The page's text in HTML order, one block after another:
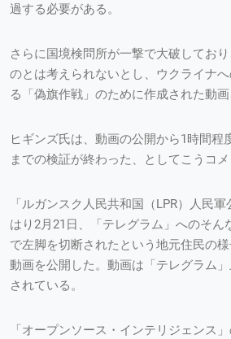
過する必要がある。
さらに国境検問所が一撃で大破してお
のとは考えられないとし、ウクライナ
る「偽旗作戦」のために作成された動画
ヒギンズ氏は、動画の公開から1時間程
までの検証が終わった、としてこうコメ
「ルガンスク人民共和国（LPR）人民
はり2月21日、「テレグラム」へのそん
で左脚を切断されたという地元住民の
動画を公開した。動画は「テレグラム
されている。
「オープンソース・インテリジェンス